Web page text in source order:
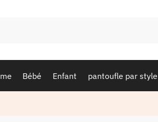
Bébé Enfant pantoufle par style